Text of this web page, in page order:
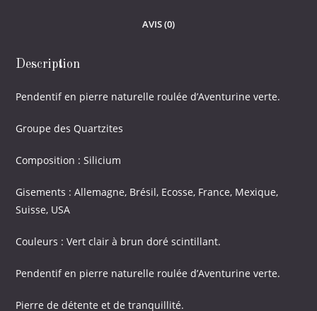
AVIS (0)
Description
Pendentif en pierre naturelle roulée d’Aventurine verte.
Groupe des Quartzites
Composition : Silicium
Gisements : Allemagne, Brésil, Ecosse, France, Mexique,
Suisse, USA
Couleurs : Vert clair à brun doré scintillant.
Pendentif en pierre naturelle roulée d’Aventurine verte.
Pierre de détente et de tranquillité.